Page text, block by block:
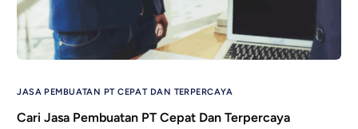
JASA PEMBUATAN PT CEPAT DAN TERPERCAYA
Cari Jasa Pembuatan PT Cepat Dan Terpercaya